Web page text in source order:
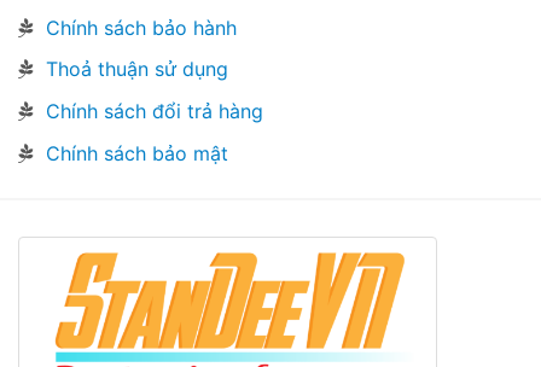
Chính sách bảo hành
Thoả thuận sử dụng
Chính sách đổi trả hàng
Chính sách bảo mật